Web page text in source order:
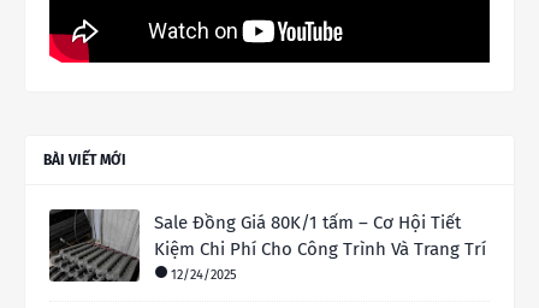
BÀI VIẾT MỚI
Sale Đồng Giá 80K/1 tấm – Cơ Hội Tiết
Kiệm Chi Phí Cho Công Trình Và Trang Trí
12/24/2025